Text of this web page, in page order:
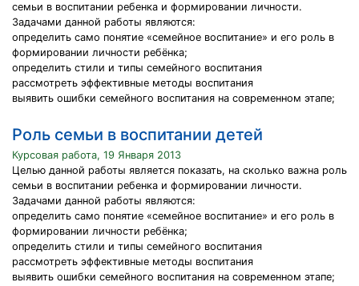
семьи в воспитании ребенка и формировании личности.
Задачами данной работы являются:
определить само понятие «семейное воспитание» и его роль в
формировании личности ребёнка;
определить стили и типы семейного воспитания
рассмотреть эффективные методы воспитания
выявить ошибки семейного воспитания на современном этапе;
Роль семьи в воспитании детей
Курсовая работа, 19 Января 2013
Целью данной работы является показать, на сколько важна роль
семьи в воспитании ребенка и формировании личности.
Задачами данной работы являются:
определить само понятие «семейное воспитание» и его роль в
формировании личности ребёнка;
определить стили и типы семейного воспитания
рассмотреть эффективные методы воспитания
выявить ошибки семейного воспитания на современном этапе;